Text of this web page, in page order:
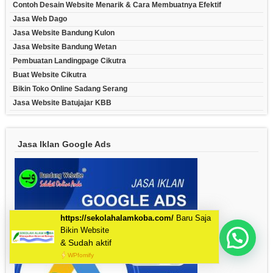
Contoh Desain Website Menarik & Cara Membuatnya Efektif
Jasa Web Dago
Jasa Website Bandung Kulon
Jasa Website Bandung Wetan
Pembuatan Landingpage Cikutra
Buat Website Cikutra
Bikin Toko Online Sadang Serang
Jasa Website Batujajar KBB
Jasa Iklan Google Ads
Mau Bikin Website Apa Kak?